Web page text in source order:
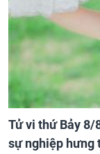
Tử vi thứ Bảy 8/
sự nghiệp hưng